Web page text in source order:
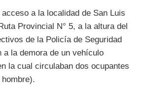
a la localidad de San Luis
Provincial N° 5, a la altura del
de la Policía de Seguridad
a la demora de un vehículo
la cual circulaban dos ocupantes